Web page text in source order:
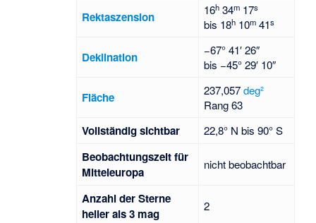
Rektaszension 16h 34m 17s
bis 18h 10m 41s
Deklination
−67° 41′ 26″
bis −45° 29′ 10″
Fläche 237,057deg²
Rang 63
Voll­stän­dig sicht­bar 22,8° N bis 90° S
Beob­achtungs­zeit für
Mittel­europa
nicht beobachtbar
Anzahl der Sterne
heller als 3 mag
2